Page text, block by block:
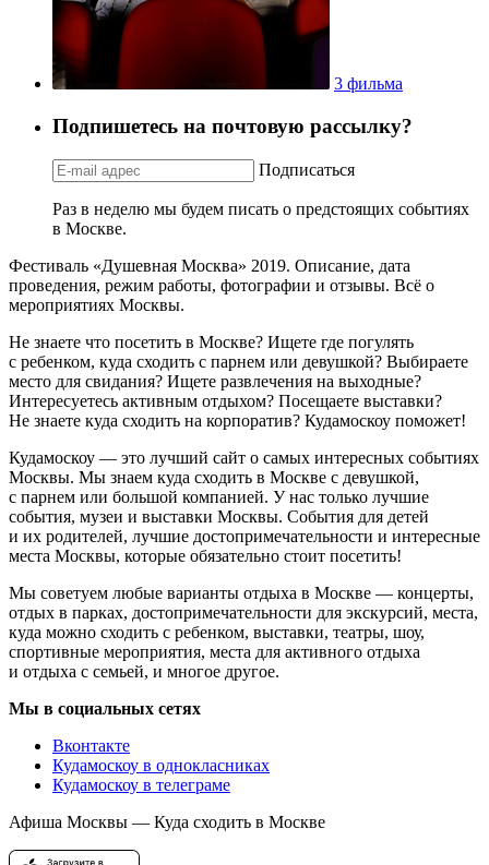
3 фильма
Подпишетесь на почтовую рассылку?
Подписаться
Раз в неделю мы будем писать о предстоящих событиях
в Москве.
Фестиваль «Душевная Москва» 2019. Описание, дата
проведения, режим работы, фотографии и отзывы. Всё о
мероприятиях Москвы.
Не знаете что посетить в Москве? Ищете где погулять
с ребенком, куда сходить с парнем или девушкой? Выбираете
место для свидания? Ищете развлечения на выходные?
Интересуетесь активным отдыхом? Посещаете выставки?
Не знаете куда сходить на корпоратив? Кудамоскоу поможет!
Кудамоскоу — это лучший сайт о самых интересных событиях
Москвы. Мы знаем куда сходить в Москве с девушкой,
с парнем или большой компанией. У нас только лучшие
события, музеи и выставки Москвы. События для детей
и их родителей, лучшие достопримечательности и интересные
места Москвы, которые обязательно стоит посетить!
Мы советуем любые варианты отдыха в Москве — концерты,
отдых в парках, достопримечательности для экскурсий, места,
куда можно сходить с ребенком, выставки, театры, шоу,
спортивные мероприятия, места для активного отдыха
и отдыха с семьей, и многое другое.
Мы в социальных сетях
Вконтакте
Кудамоскоу в однокласниках
Кудамоскоу в телеграме
Афиша Москвы — Куда сходить в Москве